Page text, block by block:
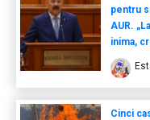
pentru
AUR.
inima,
Cinci